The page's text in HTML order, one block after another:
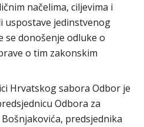
načelima, ciljevima i
uspostave jedinstvenog
se donošenje odluke o
o tim zakonskim
Hrvatskog sabora Odbor je
Odbora za
predsjednika